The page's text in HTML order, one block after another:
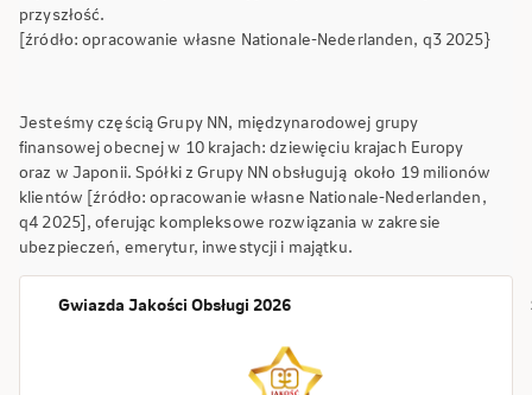
przyszłość.
[źródło: opracowanie własne Nationale-Nederlanden, q3 2025}
Jesteśmy częścią Grupy NN, międzynarodowej grupy
finansowej obecnej w 10 krajach: dziewięciu krajach Europy
oraz w Japonii. Spółki z Grupy NN obsługują około 19 milionów
klientów [źródło: opracowanie własne Nationale-Nederlanden,
q4 2025], oferując kompleksowe rozwiązania w zakresie
ubezpieczeń, emerytur, inwestycji i majątku.
Gwiazda Jakości Obsługi 2026